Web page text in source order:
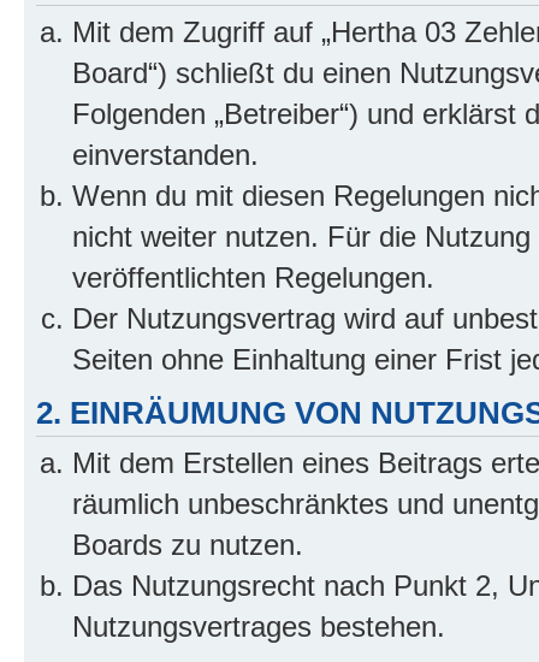
Mit dem Zugriff auf „Hertha 03
Board“) schließt du einen
Folgenden „Betreiber“) und
einverstanden.
Wenn du mit diesen Regelungen
nicht weiter nutzen. Für die
veröffentlichten Regelungen.
Der Nutzungsvertrag wird auf
Seiten ohne Einhaltung einer Frist
2. EINRÄUMUNG VON
Mit dem Erstellen eines Beitrags
räumlich unbeschränktes und
Boards zu nutzen.
Das Nutzungsrecht nach Punkt 2,
Nutzungsvertrages bestehen.